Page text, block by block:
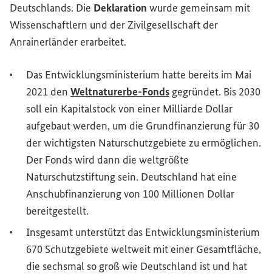
Deutschlands. Die Deklaration wurde gemeinsam mit
Wissenschaftlern und der Zivilgesellschaft der
Anrainerländer erarbeitet.
Das Entwicklungsministerium hatte bereits im Mai
2021 den Weltnaturerbe-Fonds gegründet. Bis 2030
soll ein Kapitalstock von einer Milliarde Dollar
aufgebaut werden, um die Grundfinanzierung für 30
der wichtigsten Naturschutzgebiete zu ermöglichen.
Der Fonds wird dann die weltgrößte
Naturschutzstiftung sein. Deutschland hat eine
Anschubfinanzierung von 100 Millionen Dollar
bereitgestellt.
Insgesamt unterstützt das Entwicklungsministerium
670 Schutzgebiete weltweit mit einer Gesamtfläche,
die sechsmal so groß wie Deutschland ist und hat